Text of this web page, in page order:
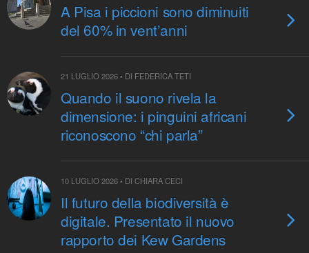
A Pisa i piccioni sono diminuiti
del 60% in vent’anni
21 LUGLIO 2026 • DI FEDERICA TETI
Quando il suono rivela la
dimensione: i pinguini africani
riconoscono “chi parla”
10 LUGLIO 2026 • DI CHIARA CECI
Il futuro della biodiversità è
digitale. Presentato il nuovo
rapporto dei Kew Gardens